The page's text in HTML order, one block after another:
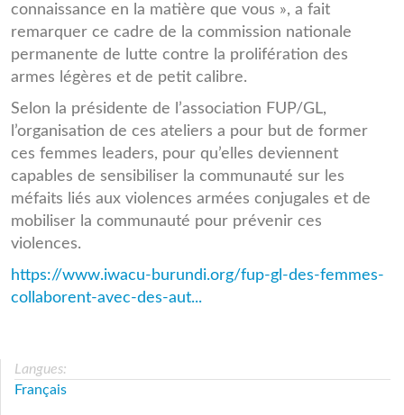
connaissance en la matière que vous », a fait
remarquer ce cadre de la commission nationale
permanente de lutte contre la prolifération des
armes légères et de petit calibre.
Selon la présidente de l’association FUP/GL,
l’organisation de ces ateliers a pour but de former
ces femmes leaders, pour qu’elles deviennent
capables de sensibiliser la communauté sur les
méfaits liés aux violences armées conjugales et de
mobiliser la communauté pour prévenir ces
violences.
https://www.iwacu-burundi.org/fup-gl-des-femmes-
collaborent-avec-des-aut...
Langues:
Français